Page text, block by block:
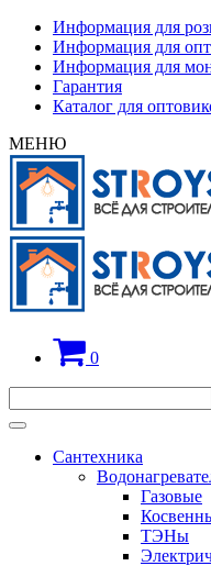
Информация для
Информация для
Информация для
Гарантия
Каталог для
МЕНЮ
0
Сантехника
Газовые
ТЭНы